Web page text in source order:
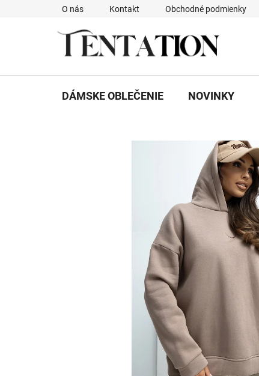
O nás Kontakt Obchodné podmienky
DÁMSKE OBLEČENIE NOVINKY